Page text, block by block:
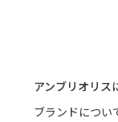
アンブリオリス
ブランドについ